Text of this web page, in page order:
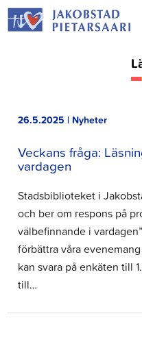
Hoppa
till
26.5.2025 | Nyheter
Veckans fråga:
vardagen
Stadsbiblioteket i
och ber om respons på
välbefinnande i
förbättra våra
kan svara på enkäten till
till…